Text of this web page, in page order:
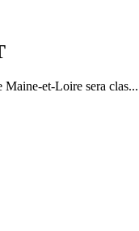
Maine-et-Loire sera clas...